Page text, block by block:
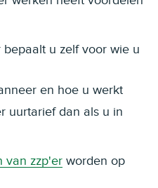
u zelf voor wie u
en hoe u werkt
uurtarief dan als u in
van zzp'er worden op